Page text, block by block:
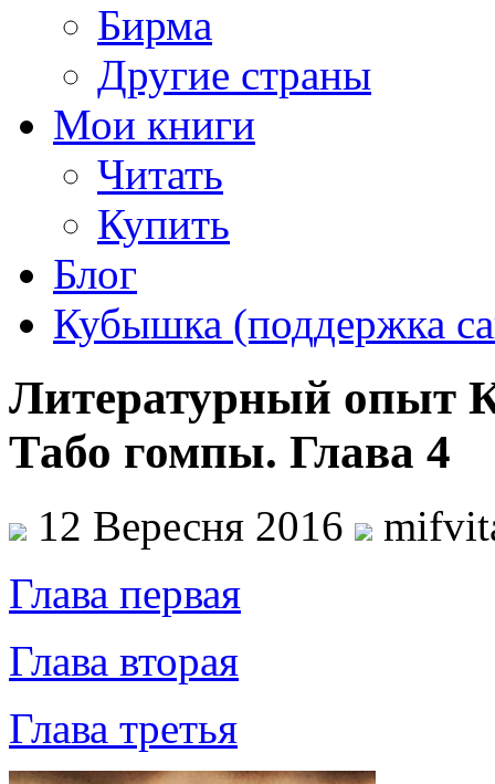
Бирма
Другие страны
Мои книги
Читать
Купить
Блог
Кубышка (поддержка
Литературный опыт
Табо гомпы. Глава 4
12 Вересня 2016
Глава первая
Глава вторая
Глава третья